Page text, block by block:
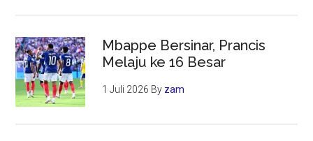
Mbappe Bersinar, Prancis
Melaju ke 16 Besar
1 Juli 2026 By zam